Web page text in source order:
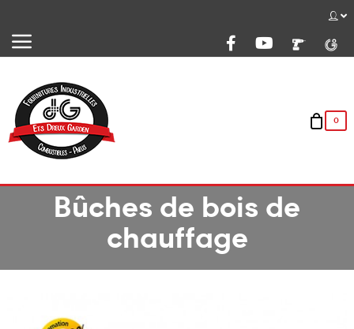
navigation
0
Bûches de bois de
chauffage